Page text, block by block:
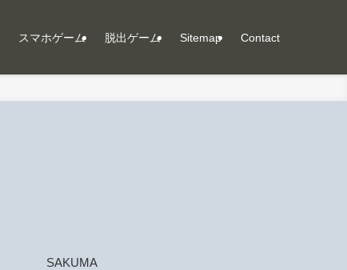
スマホゲーム 脱出ゲーム Sitemap Contact
SAKUMA